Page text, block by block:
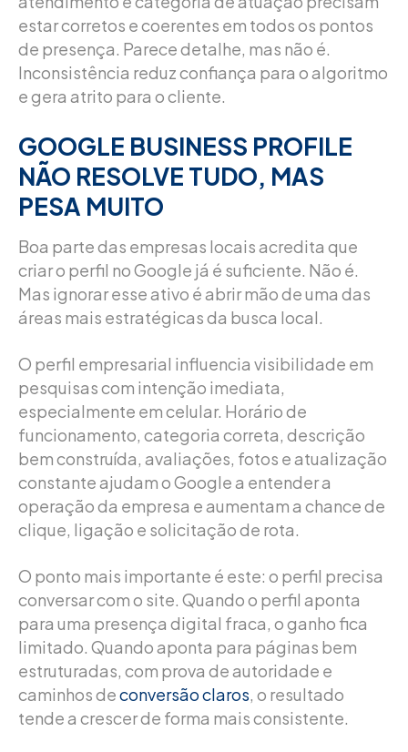
estar corretos e coerentes em todos os pontos
de presença. Parece detalhe, mas não é.
Inconsistência reduz confiança para o algoritmo
e gera atrito para o cliente.
GOOGLE BUSINESS PROFILE
NÃO RESOLVE TUDO, MAS
PESA MUITO
Boa parte das empresas locais acredita que
criar o perfil no Google já é suficiente. Não é.
Mas ignorar esse ativo é abrir mão de uma das
áreas mais estratégicas da busca local.
O perfil empresarial influencia visibilidade em
pesquisas com intenção imediata,
especialmente em celular. Horário de
funcionamento, categoria correta, descrição
bem construída, avaliações, fotos e atualização
constante ajudam o Google a entender a
operação da empresa e aumentam a chance de
clique, ligação e solicitação de rota.
O ponto mais importante é este: o perfil precisa
conversar com o site. Quando o perfil aponta
para uma presença digital fraca, o ganho fica
limitado. Quando aponta para páginas bem
estruturadas, com prova de autoridade e
caminhos deconversão claros, o resultado
tende a crescer de forma mais consistente.